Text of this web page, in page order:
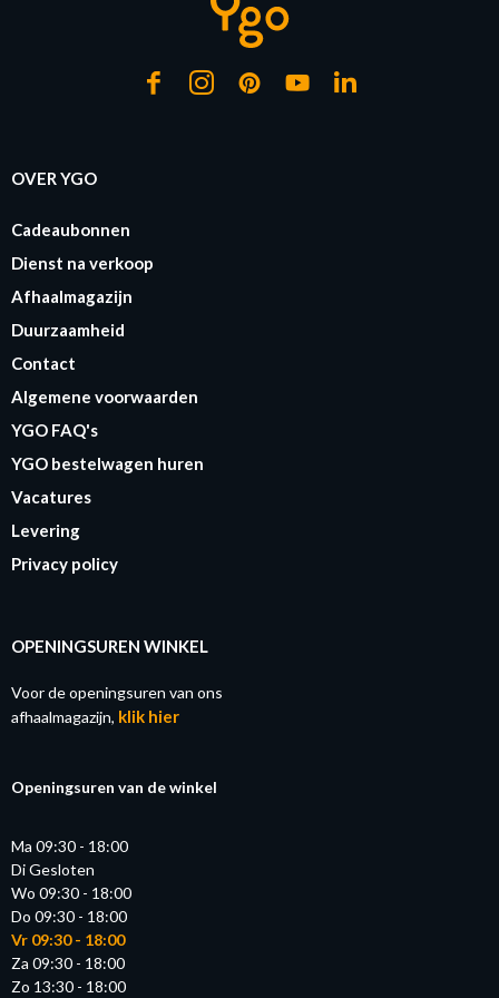
OVER YGO
Cadeaubonnen
Dienst na verkoop
Afhaalmagazijn
Duurzaamheid
Contact
Algemene voorwaarden
YGO FAQ's
YGO bestelwagen huren
Vacatures
Levering
Privacy policy
OPENINGSUREN WINKEL
Voor de openingsuren van ons
afhaalmagazijn, klik hier
Openingsuren van de winkel
Ma 09:30 - 18:00
Di Gesloten
Wo 09:30 - 18:00
Do 09:30 - 18:00
Vr 09:30 - 18:00
Za 09:30 - 18:00
Zo 13:30 - 18:00